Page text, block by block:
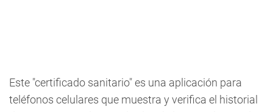
Este "certificado sanitario" es una aplicación para
teléfonos celulares que muestra y verifica el historial